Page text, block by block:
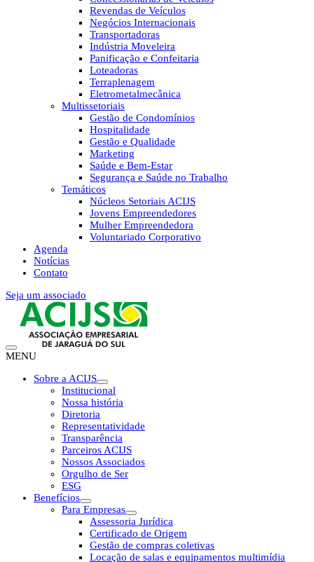
Revendas de Veículos
Negócios Internacionais
Transportadoras
Indústria Moveleira
Panificação e Confeitaria
Loteadoras
Terraplenagem
Eletrometalmecânica
Multissetoriais
Gestão de Condomínios
Hospitalidade
Gestão e Qualidade
Marketing
Saúde e Bem-Estar
Segurança e Saúde no Trabalho
Temáticos
Núcleos Setoriais ACIJS
Jovens Empreendedores
Mulher Empreendedora
Voluntariado Corporativo
Agenda
Notícias
Contato
Seja um associado
MENU
Sobre a ACIJS
Institucional
Nossa história
Diretoria
Representatividade
Transparência
Parceiros ACIJS
Nossos Associados
Orgulho de Ser
ESG
Benefícios
Para Empresas
Assessoria Jurídica
Certificado de Origem
Gestão de compras coletivas
Locação de salas e equipamentos multimídia